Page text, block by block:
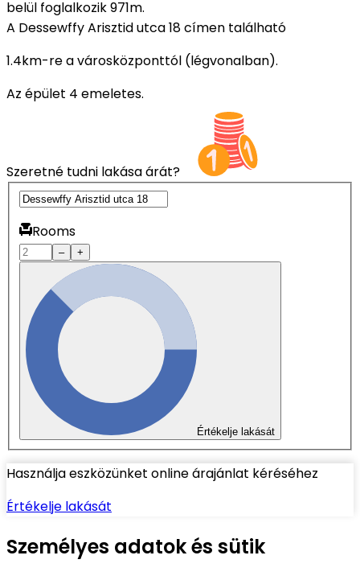
belül foglalkozik 971m.
A Dessewffy Arisztid utca 18 címen található
1.4km-re a városközponttól (légvonalban).
Az épület 4 emeletes.
Szeretné tudni lakása árát?
Rooms
– +
Értékelje lakását
Használja eszközünket online árajánlat kéréséhez
Értékelje lakását
Személyes adatok és sütik